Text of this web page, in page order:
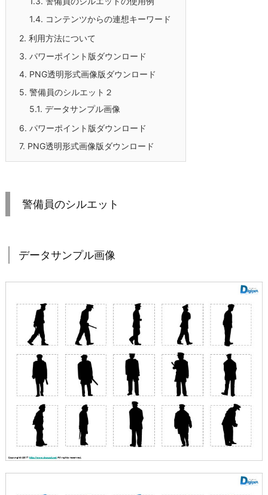
1.4. コンテンツからの連想キーワード
2. 利用方法について
3. パワーポイント版ダウンロード
4. PNG透明形式画像版ダウンロード
5. 警備員のシルエット２
5.1. データサンプル画像
6. パワーポイント版ダウンロード
7. PNG透明形式画像版ダウンロード
警備員のシルエット
データサンプル画像